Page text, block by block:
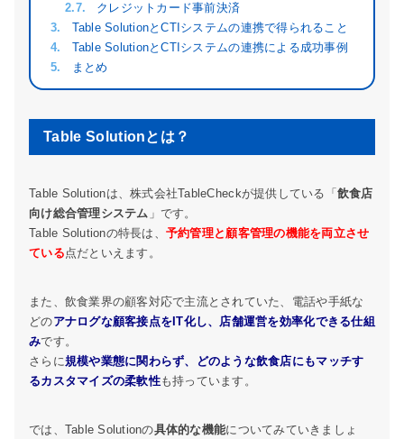
クレジットカード事前決済
Table SolutionとCTIシステムの連携で得られること
Table SolutionとCTIシステムの連携による成功事例
まとめ
Table Solutionとは？
Table Solutionは、株式会社TableCheckが提供している「 飲食店
向け総合管理システム 」です。
Table Solutionの特長は、 予約管理と顧客管理の機能を両立させ
ている点だといえます。
また、飲食業界の顧客対応で主流とされていた、電話や手紙な
どのアナログな顧客接点をIT化し、店舗運営を効率化できる仕組
みです。
さらに規模や業態に関わらず、どのような飲食店にもマッチす
るカスタマイズの柔軟性も持っています。
では、Table Solutionの具体的な機能についてみていきましょ